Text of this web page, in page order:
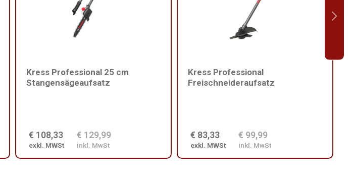
Kress Professional 25 cm
Stangensägeaufsatz
€ 108,33
exkl. MWSt
€ 129,99
inkl. MwSt
Kress Professional
Freischneideraufsatz
€ 83,33
exkl. MWSt
€ 99,99
inkl. MwSt